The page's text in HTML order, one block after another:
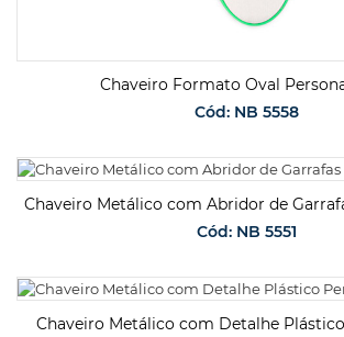
Chaveiro Formato Oval
Cód: NB 5558
SOLICITAR ORÇAMENTO
Chaveiro Metálico com Abridor de
Cód: NB 5551
SOLICITAR ORÇAMENTO
Chaveiro Metálico com Detalhe